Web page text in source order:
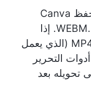
يحفظ Canva
تسجيلاتك بتنسيق ملف .WEBM. إذا
كنت بحاجة إلى تنسيق MP4 (الذي يعمل
التحرير
تحويله بعد